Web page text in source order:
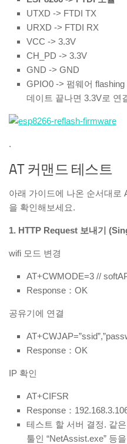
UTXD -> FTDI TX
URXD -> FTDI RX
VCC -> 3.3V
CH_PD -> 3.3V
GND -> GND
GPIO0 -> 펌웨어
데이트 끝나면 3.3V로 연
.
AT 커맨드 테스트
아래 가이드에 나온 순서대로
을 확인해보세요.
1. HTTP Request 보내기
wifi 모드 변경
AT+CWMODE=3 //
Response：OK
공유기에 연결
Response：OK
IP 확인
AT+CIFSR
Response：
테스트 할 서버 결정. 같
툴인 “NetAssist.exe” 등